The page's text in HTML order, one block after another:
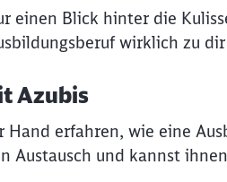
einen Blick hinter die
wirklich zu
Azubis
Hand erfahren, wie eine
Austausch und kannst